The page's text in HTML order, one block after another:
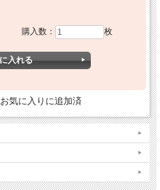
購入数： 枚
お気に入りに追加済